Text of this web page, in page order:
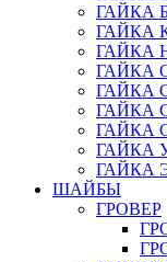
ГАЙКА
ГАЙКА
ГАЙКА
ГАЙКА
ГАЙКА
ГАЙКА
ГАЙКА
ГАЙКА
ГАЙКА
ШАЙБЫ
ГРОВЕР